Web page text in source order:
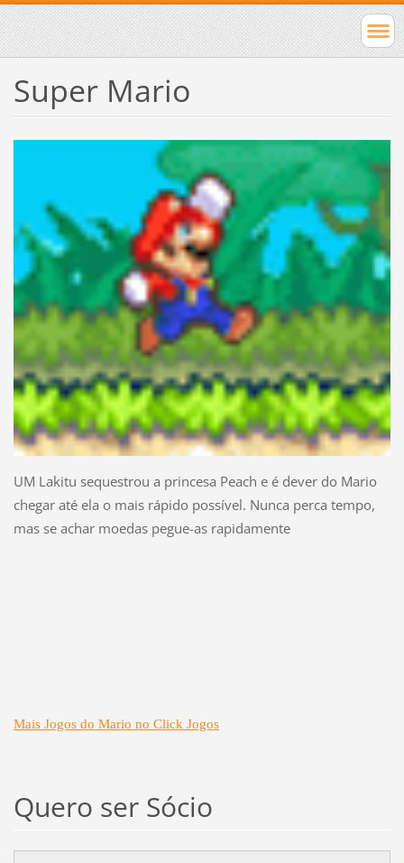
Super Mario
UM Lakitu sequestrou a princesa Peach e é dever do Mario
chegar até ela o mais rápido possível. Nunca perca tempo,
mas se achar moedas pegue-as rapidamente
Mais Jogos do Mario no Click Jogos
Quero ser Sócio